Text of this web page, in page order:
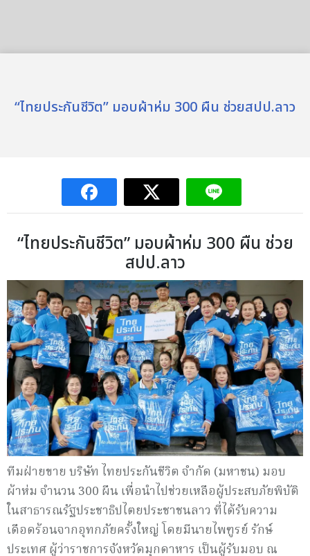
“ไทยประกันชีวิต” มอบผ้าห่ม 300 ผืน ช่วยสปป.ลาว
“ไทยประกันชีวิต” มอบผ้าห่ม 300 ผืน ช่วย
สปป.ลาว
ทีมฝ่ายขาย บริษัท ไทยประกันชีวิต จำกัด (มหาชน) มอบ
ผ้าห่ม จำนวน 300 ผืน เพื่อนำไปช่วยเหลือผู้ประสบภัยพิบัติ
ในสาธารณรัฐประชาธิปไตยประชาชนลาว ที่ได้รับความ
เดือดร้อนจากอุทกภัยครั้งใหญ่ โดยมีนายไพฑูรย์ รักษ์
ประเทศ ผู้ว่าราชการจังหวัดมุกดาหาร เป็นผู้รับมอบ ณ